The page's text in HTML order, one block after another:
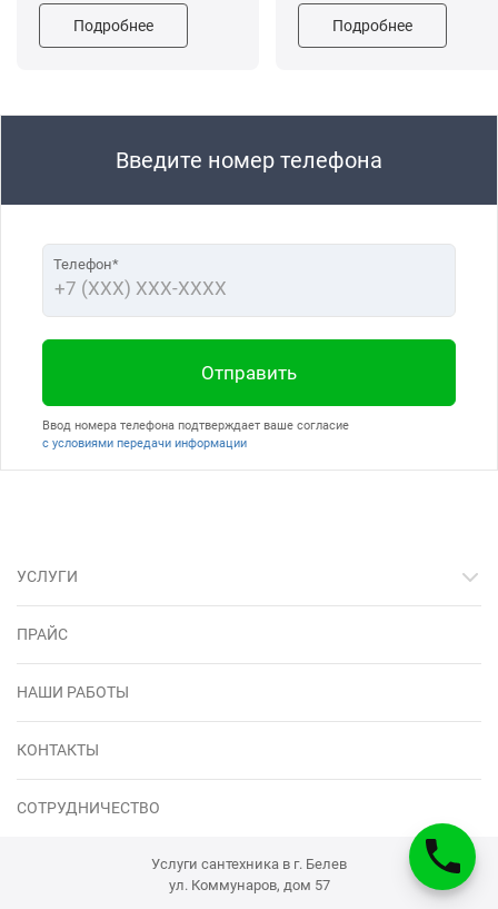
Подробнее Подробнее
Введите номер телефона
Телефон*
Ввод номера телефона подтверждает ваше согласие
с условиями передачи информации
Отправить
УСЛУГИ
ПРАЙС
НАШИ РАБОТЫ
КОНТАКТЫ
СОТРУДНИЧЕСТВО
Услуги сантехника в г. Белев
ул. Коммунаров, дом 57